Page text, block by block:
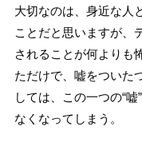
大切なのは、身近な人
ことだと思いますが、
されることが何よりも
ただけで、嘘をついた
しては、この一つの“
なくなってしまう。